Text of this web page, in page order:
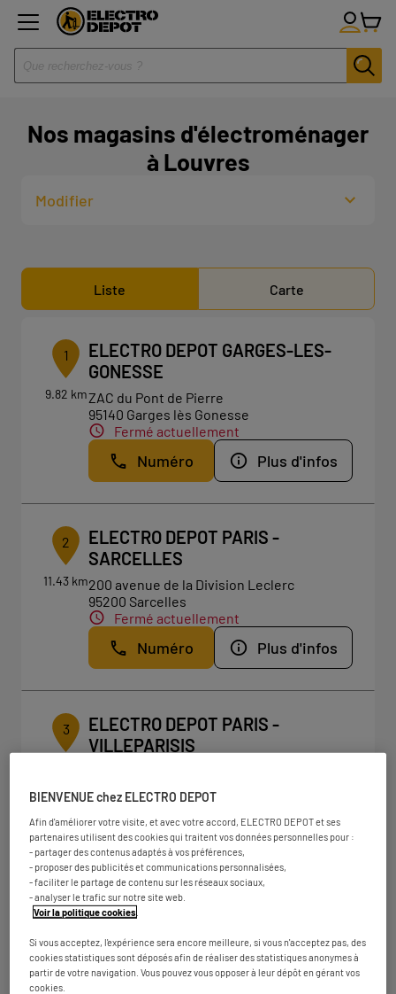
Nos magasins d'électroménager
à Louvres
Modifier
Liste Carte
1
9.82 km
ELECTRO DEPOT GARGES-LES-
GONESSE
ZAC du Pont de Pierre
95140 Garges lès Gonesse
Fermé actuellement
Numéro Plus d'infos
2
11.43 km
ELECTRO DEPOT PARIS -
SARCELLES
200 avenue de la Division Leclerc
95200 Sarcelles
Fermé actuellement
Numéro Plus d'infos
3
ELECTRO DEPOT PARIS -
VILLEPARISIS
77270 Villeparisis
Fermé actuellement
Numéro Plus d'infos
4
15.71 km
ELECTRO DEPOT PARIS -
8 route de Saint-Leu
93430 Villetaneuse
BIENVENUE chez ELECTRO DEPOT
Afin d'améliorer votre visite, et avec votre accord, ELECTRO DEPOT et ses
partenaires utilisent des cookies qui traitent vos données personnelles pour :
- partager des contenus adaptés à vos préférences,
- proposer des publicités et communications personnalisées,
- faciliter le partage de contenu sur les réseaux sociaux,
- analyser le trafic sur notre site web.
Voir la politique cookies
Si vous acceptez, l'expérience sera encore meilleure, si vous n'acceptez pas, des
cookies statistiques sont déposés afin de réaliser des statistiques anonymes à
partir de votre navigation. Vous pouvez vous opposer à leur dépôt en gérant vos
cookies.